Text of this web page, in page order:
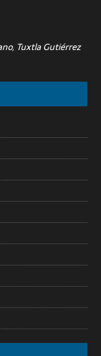
Tuxtla Gutiérrez